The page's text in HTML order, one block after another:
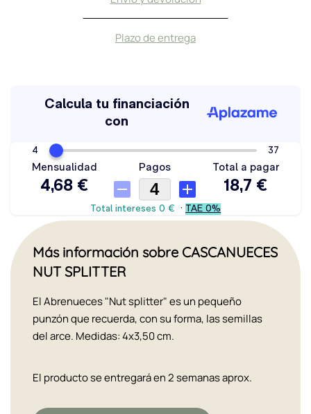
Plazo de entrega
Más información sobre CASCANUECES
NUT SPLITTER
El Abrenueces "Nut splitter" es un pequeño
punzón que recuerda, con su forma, las semillas
del arce. Medidas: 4x3,50 cm.
El producto se entregará en 2 semanas aprox.